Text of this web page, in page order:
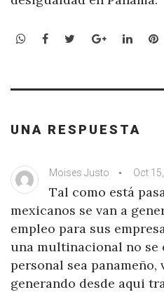
WhatsApp
Facebook
TwitterGoogle+
UNA RESPUESTA
Moises Justo Oct
Tal como está
mexicanos se van a
empleo para sus
una multinacional no se
personal sea panameño,
generando desde aqui